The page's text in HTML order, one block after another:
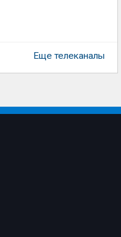
Еще телеканалы